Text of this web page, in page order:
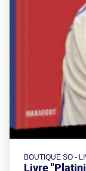
BOUTIQUE SO -
Livre